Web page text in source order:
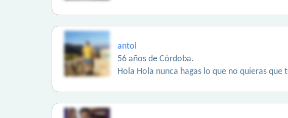
antol
56 años de Córdoba.
Hola Hola nunca hagas lo que no quieras que